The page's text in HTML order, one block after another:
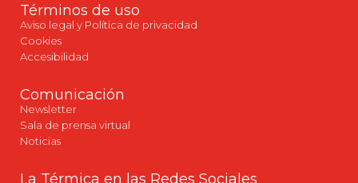
Términos de uso
Aviso legal y Política de privacidad
Cookies
Accesibilidad
Comunicación
Newsletter
Sala de prensa virtual
Noticias
La Térmica en las Redes Sociales